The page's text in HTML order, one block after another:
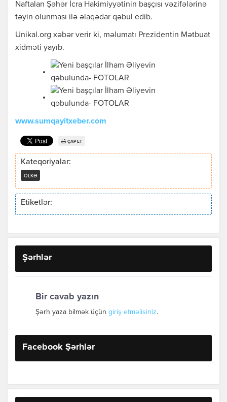
Naftalan Şəhər İcra Hakimiyyətinin başçısı vəzifələrinə
təyin olunması ilə əlaqədar qəbul edib.
Unikal.org xəbər verir ki, məlumatı Prezidentin Mətbuat
xidməti yayıb.
www.sumqayitxeber.com
ÇAP ET
Kateqoriyalar:
ÖLKƏ
Etiketlər:
Şərhlər
Bir cavab yazın
Şərh yaza bilmək üçün giriş etməlisiniz.
Facebook Şərhlər